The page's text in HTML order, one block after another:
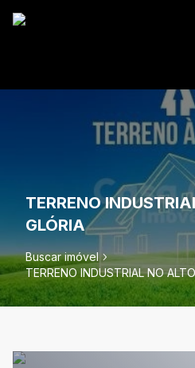
TERRENO
GLÓRIA
Buscar imóvel
TERRENO INDUSTRIAL NO